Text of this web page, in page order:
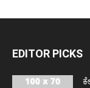
EDITOR PICKS